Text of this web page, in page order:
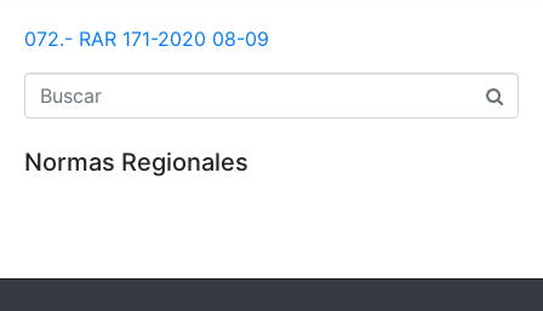
072.- RAR 171-2020 08-09
Normas Regionales